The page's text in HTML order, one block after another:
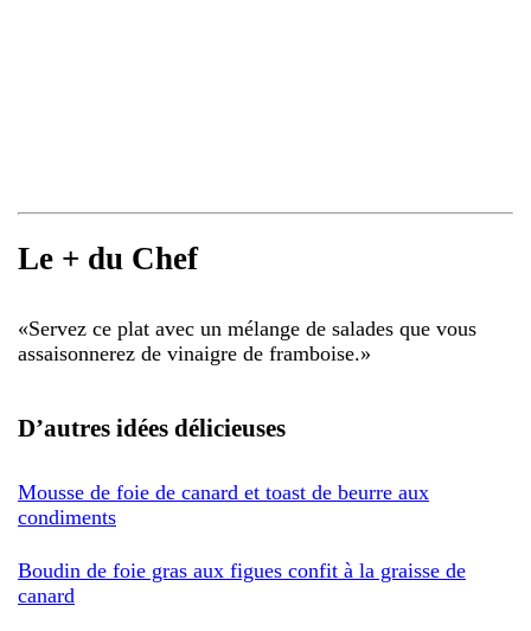
Le + du Chef
«Servez ce plat avec un mélange de salades que vous
assaisonnerez de vinaigre de framboise.»
D’autres idées délicieuses
Mousse de foie de canard et toast de beurre aux
condiments
Boudin de foie gras aux figues confit à la graisse de
canard